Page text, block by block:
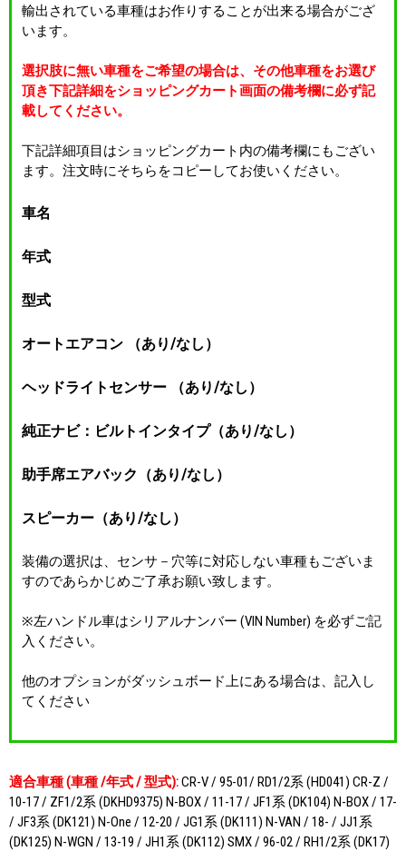
輸出されている車種はお作りすることが出来る場合がござ
います。
選択肢に無い車種をご希望の場合は、その他車種をお選び
頂き下記詳細をショッピングカート画面の備考欄に必ず記
載してください。
下記詳細項目はショッピングカート内の備考欄にもござい
ます。注文時にそちらをコピーしてお使いください。
車名
年式
型式
オートエアコン （あり/なし）
ヘッドライトセンサー （あり/なし）
純正ナビ：ビルトインタイプ（あり/なし）
助手席エアバック（あり/なし）
スピーカー（あり/なし）
装備の選択は、センサ－穴等に対応しない車種もございま
すのであらかじめご了承お願い致します。
※左ハンドル車はシリアルナンバー (VIN Number) を必ずご記
入ください。
他のオプションがダッシュボード上にある場合は、記入し
てください
適合車種 (車種 /年式 / 型式):CR-V / 95-01/ RD1/2系 (HD041) CR-Z /
10-17 / ZF1/2系 (DKHD9375) N-BOX / 11-17 / JF1系 (DK104) N-BOX / 17-
/ JF3系 (DK121) N-One / 12-20 / JG1系 (DK111) N-VAN / 18- / JJ1系
(DK125) N-WGN / 13-19 / JH1系 (DK112) SMX / 96-02 / RH1/2系 (DK17)